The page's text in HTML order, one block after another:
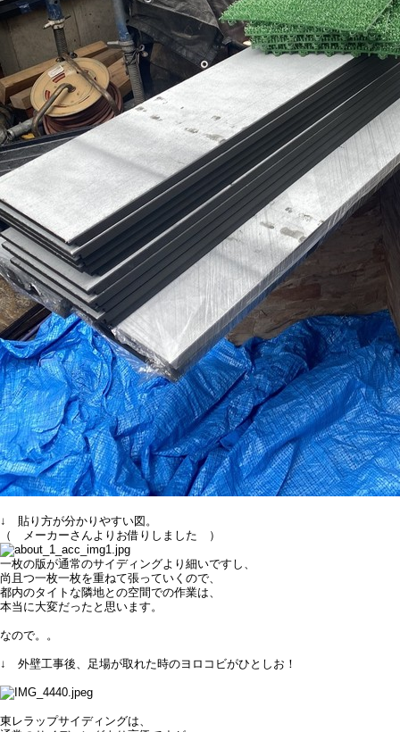
↓ 貼り方が分かりやすい図。
（ メーカーさんよりお借りしました ）
一枚の版が通常のサイディングより細いですし、
尚且つ一枚一枚を重ねて張っていくので、
都内のタイトな隣地との空間での作業は、
本当に大変だったと思います。
なので。。
↓ 外壁工事後、足場が取れた時のヨロコビがひとしお！
東レラップサイディングは、